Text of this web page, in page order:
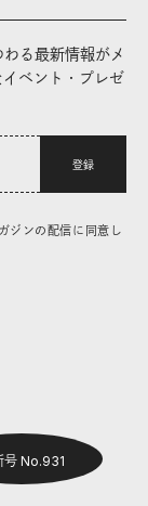
る最新情報がメ
ベント・プレゼ
登録
ジンの配信に同意し
号 No.931